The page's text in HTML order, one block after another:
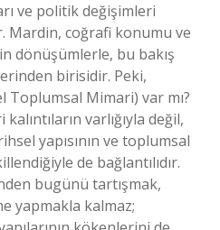
ve politik değişimleri
Mardin, coğrafi konumu ve
dönüşümlerle, bu bakış
birisidir. Peki,
Toplumsal Mimari) var mı?
varlığıyla değil,
yapısının ve toplumsal
de bağlantılıdır.
bugünü tartışmak,
yapmakla kalmaz;